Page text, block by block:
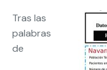
Tras las
palabras
de